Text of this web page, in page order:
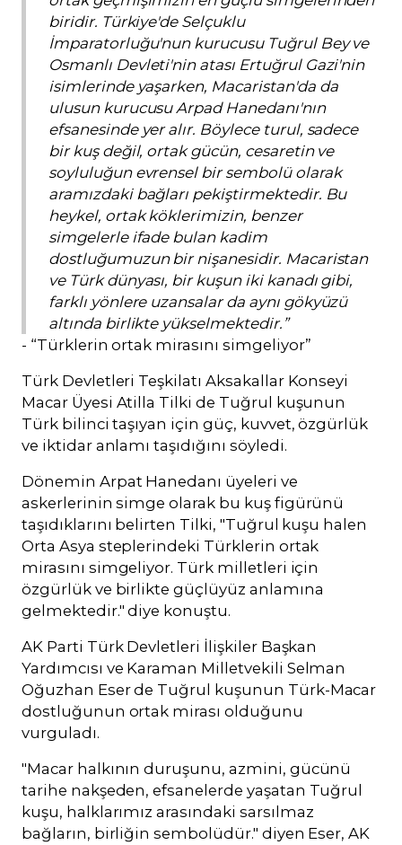
biridir. Türkiye'de Selçuklu
İmparatorluğu'nun kurucusu Tuğrul Bey ve
Osmanlı Devleti'nin atası Ertuğrul Gazi'nin
isimlerinde yaşarken, Macaristan'da da
ulusun kurucusu Arpad Hanedanı'nın
efsanesinde yer alır. Böylece turul, sadece
bir kuş değil, ortak gücün, cesaretin ve
soyluluğun evrensel bir sembolü olarak
aramızdaki bağları pekiştirmektedir. Bu
heykel, ortak köklerimizin, benzer
simgelerle ifade bulan kadim
dostluğumuzun bir nişanesidir. Macaristan
ve Türk dünyası, bir kuşun iki kanadı gibi,
farklı yönlere uzansalar da aynı gökyüzü
altında birlikte yükselmektedir.”
- “Türklerin ortak mirasını simgeliyor”
Türk Devletleri Teşkilatı Aksakallar Konseyi
Macar Üyesi Atilla Tilki de Tuğrul kuşunun
Türk bilinci taşıyan için güç, kuvvet, özgürlük
ve iktidar anlamı taşıdığını söyledi.
Dönemin Arpat Hanedanı üyeleri ve
askerlerinin simge olarak bu kuş figürünü
taşıdıklarını belirten Tilki, "Tuğrul kuşu halen
Orta Asya steplerindeki Türklerin ortak
mirasını simgeliyor. Türk milletleri için
özgürlük ve birlikte güçlüyüz anlamına
gelmektedir." diye konuştu.
AK Parti Türk Devletleri İlişkiler Başkan
Yardımcısı ve Karaman Milletvekili Selman
Oğuzhan Eser de Tuğrul kuşunun Türk-Macar
dostluğunun ortak mirası olduğunu
vurguladı.
"Macar halkının duruşunu, azmini, gücünü
tarihe nakşeden, efsanelerde yaşatan Tuğrul
kuşu, halklarımız arasındaki sarsılmaz
bağların, birliğin sembolüdür." diyen Eser, AK